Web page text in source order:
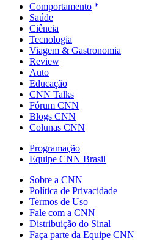
Comportamento
Saúde
Ciência
Tecnologia
Viagem & Gastronomia
Review
Auto
Educação
CNN Talks
Fórum CNN
Blogs CNN
Colunas CNN
Programação
Equipe CNN Brasil
Sobre a CNN
Política de Privacidade
Termos de Uso
Fale com a CNN
Distribuição do Sinal
Faça parte da Equipe CNN